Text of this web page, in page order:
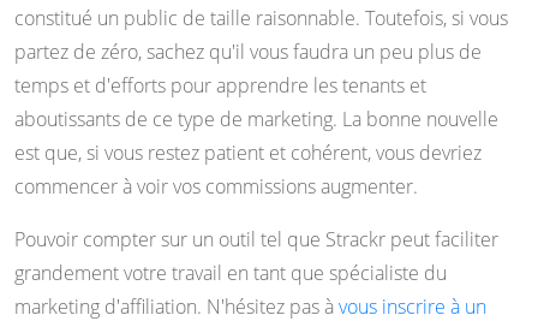
constitué un public de taille raisonnable. Toutefois, si vous
partez de zéro, sachez qu'il vous faudra un peu plus de
temps et d'efforts pour apprendre les tenants et
aboutissants de ce type de marketing. La bonne nouvelle
est que, si vous restez patient et cohérent, vous devriez
commencer à voir vos commissions augmenter.
Pouvoir compter sur un outil tel que Strackr peut faciliter
grandement votre travail en tant que spécialiste du
marketing d'affiliation. N'hésitez pas àvous inscrire à un